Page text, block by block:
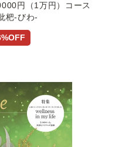
円（1万円）コース
杷-びわ-